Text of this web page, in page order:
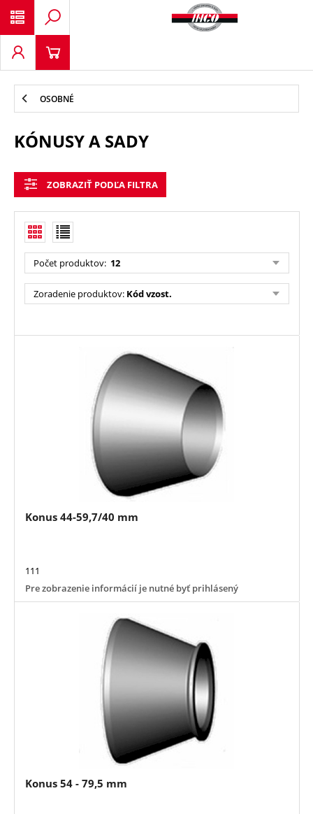
OSOBNÉ
KÓNUSY A SADY
ZOBRAZIŤ PODĽA FILTRA
Počet produktov: 12
Zoradenie produktov: Kód vzost.
Konus 44-59,7/40 mm
111
Pre zobrazenie informácií je nutné byť prihlásený
Konus 54 - 79,5 mm